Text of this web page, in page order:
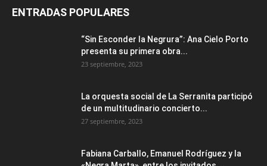
ENTRADAS POPULARES
“Sin Esconder la Negrura”: Ana Cielo Porto
presenta su primera obra...
23 septiembre, 2023
La orquesta social de La Serranita participó
de un multitudinario concierto...
27 septiembre, 2023
Fabiana Carballo, Emanuel Rodríguez y la